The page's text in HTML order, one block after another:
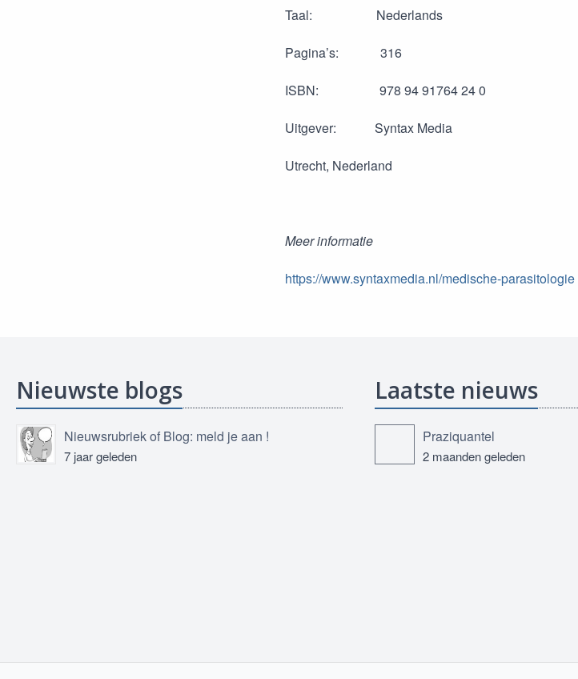
Taal: Nederlands
Pagina’s: 316
ISBN: 978 94 91764 24 0
Uitgever: Syntax Media
Utrecht, Nederland
Meer informatie
https://www.syntaxmedia.nl/medische-parasitologie
Nieuwste blogs
Nieuwsrubriek of Blog: meld je aan !
7 jaar geleden
Laatste nieuws
Praziquantel
2 maanden geleden